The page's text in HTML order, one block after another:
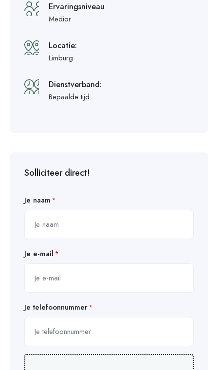
Ervaringsniveau
Medior
Locatie:
Limburg
Dienstverband:
Bepaalde tijd
Solliciteer direct!
Je naam
Je e-mail
Je telefoonnummer